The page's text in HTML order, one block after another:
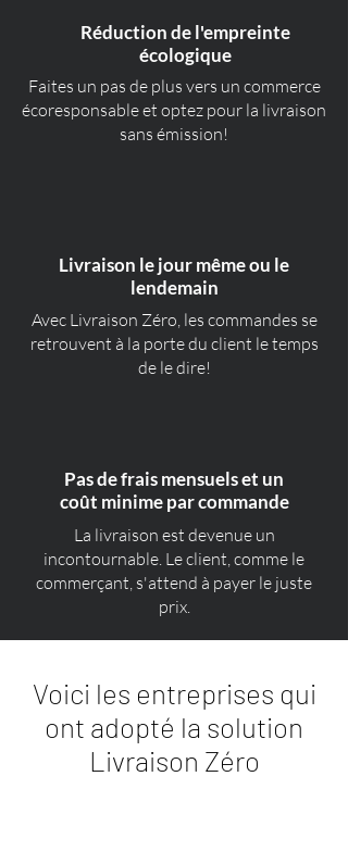
Réduction de l'empreinte
écologique
Faites un pas de plus vers un commerce
écoresponsable et optez pour la livraison
sans émission!
Livraison le jour même ou le
lendemain
Avec Livraison Zéro, les commandes se
retrouvent à la porte du client le temps
de le dire!
Pas de frais mensuels et un
coût minime par commande
La livraison est devenue un
incontournable. Le client, comme le
commerçant, s'attend à payer le juste
prix.
Voici les entreprises qui
ont adopté la solution
Livraison Zéro